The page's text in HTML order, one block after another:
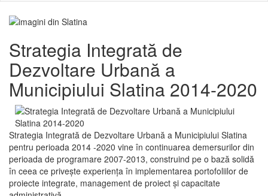
Strategia Integrată de
Dezvoltare Urbană a
Municipiului Slatina 2014-2020
Strategia Integrată de Dezvoltare Urbană a Municipiului Slatina
pentru perioada 2014 -2020 vine în continuarea demersurilor din
perioada de programare 2007-2013, construind pe o bază solidă
în ceea ce priveşte experienţa în implementarea portofoliilor de
proiecte integrate, management de proiect și capacitate